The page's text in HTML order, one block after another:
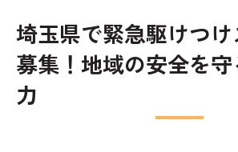
埼玉県での募集要項と応募
未経験からでも始められる緊急
未経験者でも安心の研修制度
埼玉県で緊急駆けつ
募集！地域の安全を
力